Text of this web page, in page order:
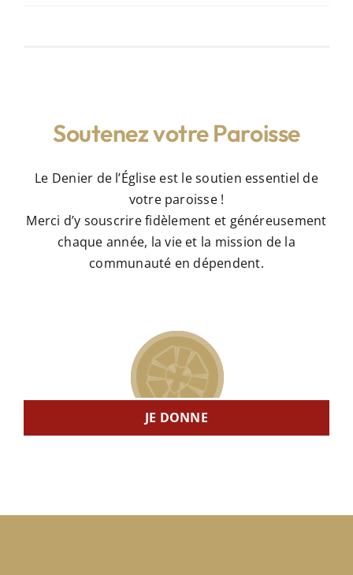
Soutenez votre Paroisse
Le Denier de l’Église est le soutien essentiel de
votre paroisse !
Merci d’y souscrire fidèlement et généreusement
chaque année, la vie et la mission de la
communauté en dépendent.
JE DONNE